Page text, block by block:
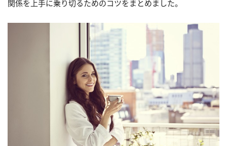
関係を上手に乗り切るためのコツをまとめました。